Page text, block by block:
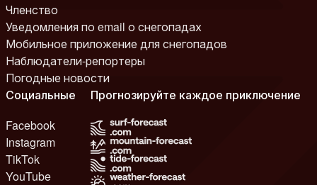
Членство
Уведомления по email о снегопадах
Мобильное приложение для снегопадов
Наблюдатели-репортеры
Погодные новости
Социальные
Facebook
Instagram
TikTok
YouTube
Прогнозируйте каждое приключение